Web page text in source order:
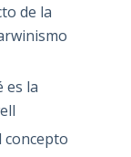
de la
es la
concepto